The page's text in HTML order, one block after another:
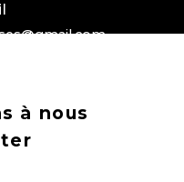
à nous